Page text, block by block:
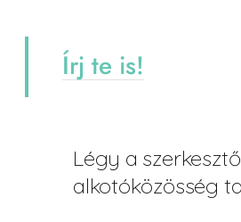
Írj te is!
Légy a
alkotóközösség